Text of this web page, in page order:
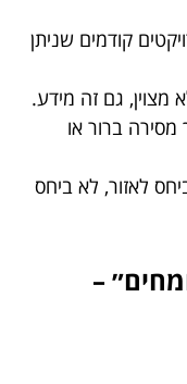
קודמים שניתן
מצוין, גם זה מידע.
ברור או
לאזור, לא ביחס
–